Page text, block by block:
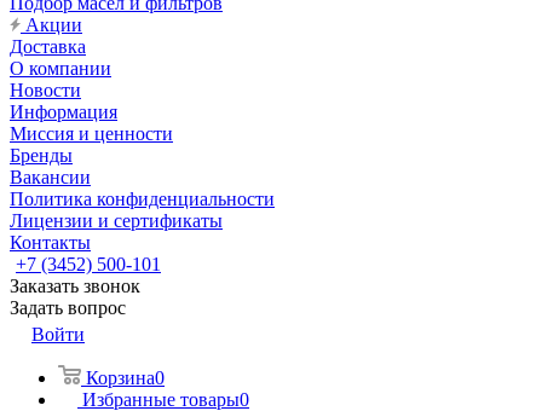
Акции
Доставка
О компании
Новости
Информация
Миссия и ценности
Бренды
Вакансии
Политика конфиденциальности
Лицензии и сертификаты
Контакты
+7 (3452) 500-101
Заказать звонок
Задать вопрос
Войти
Корзина0
Избранные товары0